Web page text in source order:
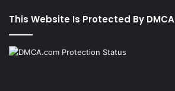
This Website Is Protected By DMCA